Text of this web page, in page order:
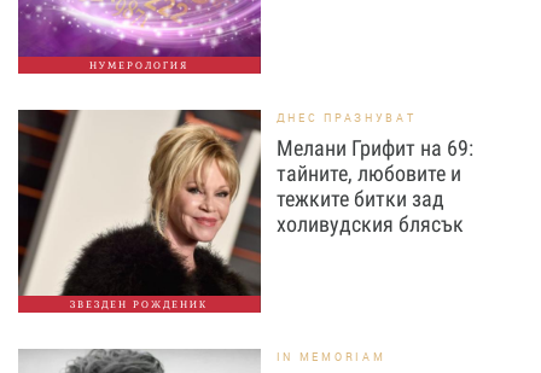
НУМЕРОЛОГИЯ
ЗВЕЗДЕН РОЖДЕНИК
ДНЕС ПРАЗНУВАТ
Мелани Грифит на 69:
тайните, любовите и
тежките битки зад
холивудския блясък
IN MEMORIAM